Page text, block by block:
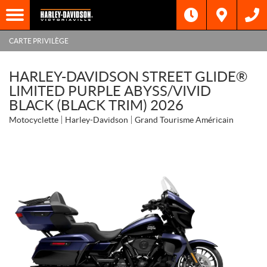
CARTE PRIVILÈGE
HARLEY-DAVIDSON STREET GLIDE®
LIMITED PURPLE ABYSS/VIVID
BLACK (BLACK TRIM) 2026
Motocyclette Harley-Davidson Grand Tourisme Américain